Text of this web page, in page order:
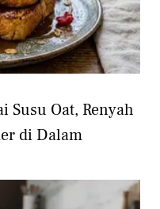
Susu Oat, Renyah
di Dalam